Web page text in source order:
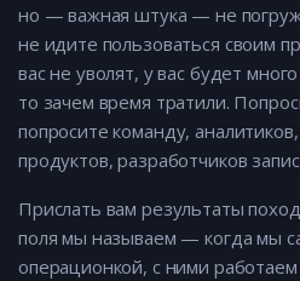
но — важная штука — не
не идите пользоваться своим
вас не уволят, у вас будет
то зачем время тратили.
попросите команду,
продуктов, разработчиков
Прислать вам результаты
поля мы называем — когда мы
операционкой, с ними